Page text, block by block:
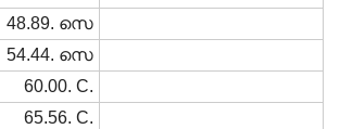
48.89. സെ
54.44. സെ
60.00. C.
65.56. C.